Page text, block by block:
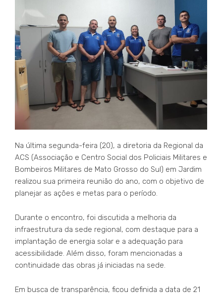
Na última segunda-feira (20), a diretoria da Regional da
ACS (Associação e Centro Social dos Policiais Militares e
Bombeiros Militares de Mato Grosso do Sul) em Jardim
realizou sua primeira reunião do ano, com o objetivo de
planejar as ações e metas para o período.
Durante o encontro, foi discutida a melhoria da
infraestrutura da sede regional, com destaque para a
implantação de energia solar e a adequação para
acessibilidade. Além disso, foram mencionadas a
continuidade das obras já iniciadas na sede.
Em busca de transparência, ficou definida a data de 21